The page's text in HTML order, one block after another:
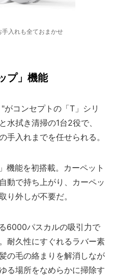
入れも全ておまかせ
プ」機能
コンセプトの「T」シリ
水拭き清掃の1台2役で、
手入れまでを任せられる。
機能を初搭載。カーペット
動で持ち上がり、カーペッ
り外しが不要だ。
6000パスカルの吸引力で
耐久性にすぐれるラバー素
の毛の絡まりを解消しなが
る場所をなめらかに掃除す